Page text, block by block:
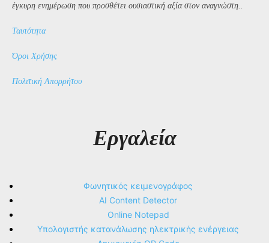
έγκυρη ενημέρωση που προσθέτει ουσιαστική αξία στον αναγνώστη..
Ταυτότητα
Όροι Χρήσης
Πολιτική Απορρήτου
Εργαλεία
Φωνητικός κειμενογράφος
AI Content Detector
Online Notepad
Υπολογιστής κατανάλωσης ηλεκτρικής ενέργειας